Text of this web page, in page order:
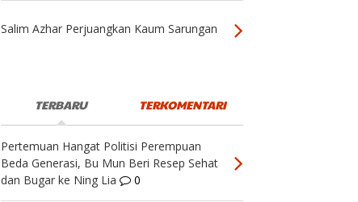
Salim Azhar Perjuangkan Kaum Sarungan
TERBARU TERKOMENTARI
Pertemuan Hangat Politisi Perempuan
Beda Generasi, Bu Mun Beri Resep Sehat
dan Bugar ke Ning Lia
0